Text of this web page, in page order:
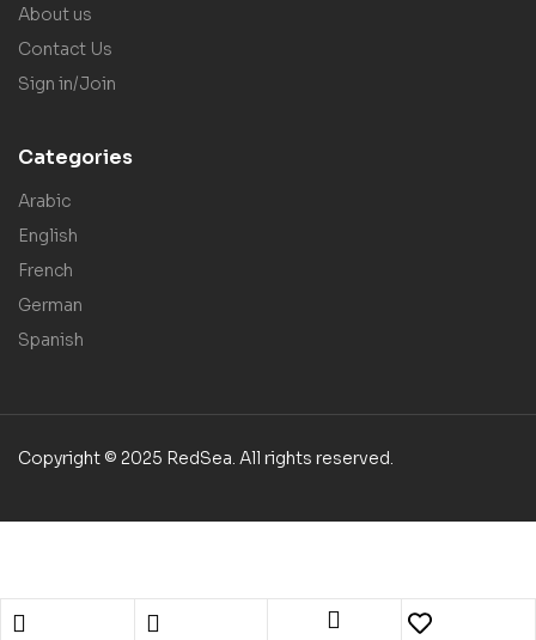
About us
Contact Us
Sign in/Join
Categories
Arabic
English
French
German
Spanish
Copyright © 2025 RedSea. All rights reserved.
English